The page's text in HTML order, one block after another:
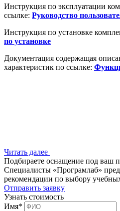
Инструкция по эксплуатации
ссылке: Руководство
Инструкция по установке
по установке
Документация содержащая
характеристик по ссылке:
Читать далее
Подбираете оснащение под ваш
Специалисты «Програмлаб»
рекомендации по выбору
Отправить заявку
Узнать стоимость
Имя*